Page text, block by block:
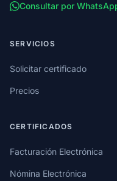
Consultar por
SERVICIOS
Solicitar certificado
Precios
CERTIFICADOS
Facturación Electrónica
Nómina Electrónica